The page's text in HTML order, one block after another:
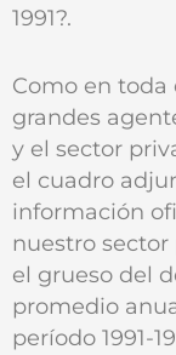
1991?.
Como en toda
grandes
y el sector
el cuadro
información
nuestro
el grueso del
promedio
período 1991-